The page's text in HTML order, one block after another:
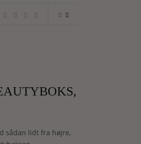
0
sådan lidt fra højre,